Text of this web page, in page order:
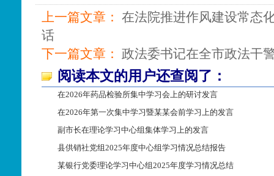
上一篇文章： 在法院推进作风建设常态
话
下一篇文章： 政法委书记在全市政法干
阅读本文的用户还查阅了：
在2026年药品检验所集中学习会上的研讨发言
在2026年第一次集中学习暨某某会前学习上的发言
副市长在理论学习中心组集体学习上的发言
县供销社党组2025年度中心组学习情况总结报告
某银行党委理论学习中心组2025年度学习情况总结